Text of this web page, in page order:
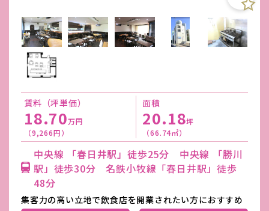
賃料（坪単価）
18.70万円
（9,266円）
面積
20.18坪
（66.74㎡）
中央線 「春日井駅」徒歩25分 中央線 「勝川
駅」徒歩30分 名鉄小牧線「春日井駅」徒歩
48分
集客力の高い立地で飲食店を開業されたい方におすすめ